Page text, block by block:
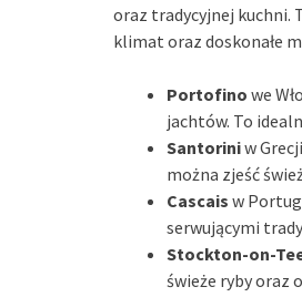
oraz tradycyjnej kuchni.
klimat oraz doskonałe
Portofino we
jachtów. To
Santoriniw
można zjeść
Cascais w
serwującymi
Stockton-on-
świeże ryby oraz